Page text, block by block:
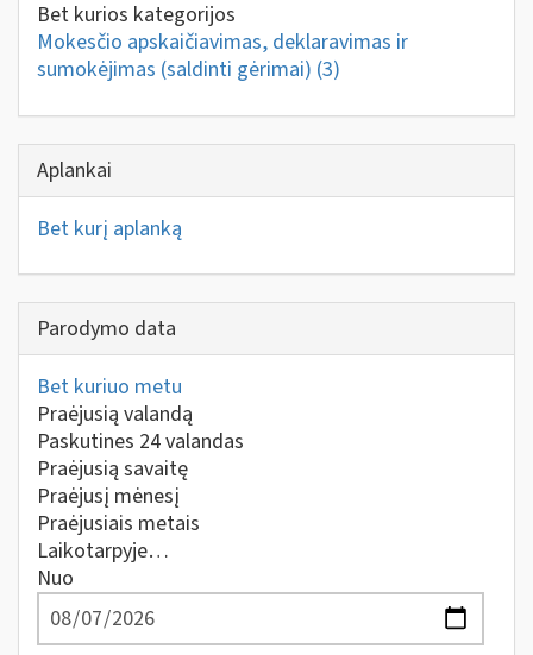
Bet kurios kategorijos
Mokesčio apskaičiavimas, deklaravimas ir
sumokėjimas (saldinti gėrimai) (3)
Aplankai
Bet kurį aplanką
Parodymo data
Bet kuriuo metu
Praėjusią valandą
Paskutines 24 valandas
Praėjusią savaitę
Praėjusį mėnesį
Praėjusiais metais
Laikotarpyje…
Nuo